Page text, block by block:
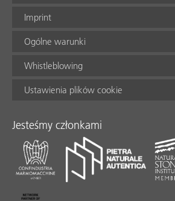
Imprint
Ogólne warunki
Whistleblowing
Ustawienia plików cookie
Jesteśmy członkami